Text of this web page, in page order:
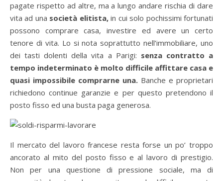
pagate rispetto ad altre, ma a lungo andare rischia di dare
vita ad una società elitista,in cui solo pochissimi fortunati
possono comprare casa, investire ed avere un certo
tenore di vita. Lo si nota soprattutto nell’immobiliare, uno
dei tasti dolenti della vita a Parigi: senza contratto a
tempo indeterminato è molto difficile affittare casa e
quasi impossibile comprarne una. Banche e proprietari
richiedono continue garanzie e per questo pretendono il
posto fisso ed una busta paga generosa.
Il mercato del lavoro francese resta forse un po’ troppo
ancorato al mito del posto fisso e al lavoro di prestigio.
Non per una questione di pressione sociale, ma di